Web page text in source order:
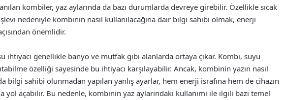
kombiler, yaz aylarında da bazı durumlarda devreye girebilir. Özellikle sıcak
nedeniyle kombinin nasıl kullanılacağına dair bilgi sahibi olmak, enerji
önemlidir.
ihtiyacı genellikle banyo ve mutfak gibi alanlarda ortaya çıkar. Kombi, suyu
özelliği sayesinde bu ihtiyacı karşılayabilir. Ancak, kombinin yazın nasıl
bilgi sahibi olunmadan yapılan yanlış ayarlar, hem enerji israfına hem de cihazın
yol açabilir. Bu nedenle, kombinin yaz aylarındaki kullanımı ile ilgili bazı temel